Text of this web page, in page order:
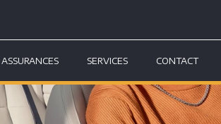
ASSURANCES SERVICES CONTACT